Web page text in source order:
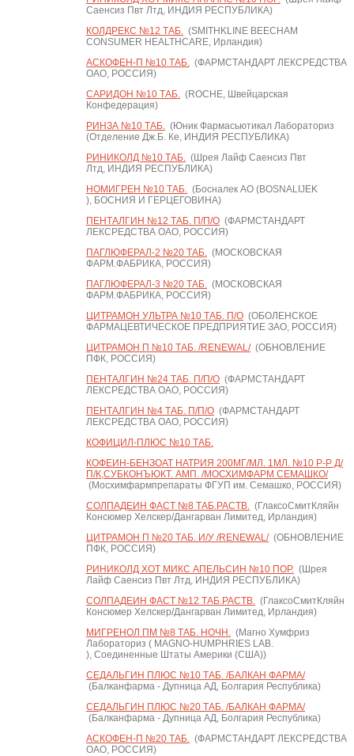
Саенсиз Пвт Лтд, ИНДИЯ РЕСПУБЛИКА)
КОЛДРЕКС №12 ТАБ.(SMITHKLINE BEECHAM
CONSUMER HEALTHCARE, Ирландия)
АСКОФЕН-П №10 ТАБ.(ФАРМСТАНДАРТ ЛЕКСРЕДСТВА
ОАО, РОССИЯ)
САРИДОН №10 ТАБ.(ROCHE, Швейцарская
Конфедерация)
РИНЗА №10 ТАБ.(Юник Фармасьютикал Лабораториз
(Отделение Дж.Б. Ке, ИНДИЯ РЕСПУБЛИКА)
РИНИКОЛД №10 ТАБ.(Шрея Лайф Саенсиз Пвт
Лтд, ИНДИЯ РЕСПУБЛИКА)
НОМИГРЕН №10 ТАБ.(Босналек АО (BOSNALIJEK
), БОСНИЯ И ГЕРЦЕГОВИНА)
ПЕНТАЛГИН №12 ТАБ. П/П/О(ФАРМСТАНДАРТ
ЛЕКСРЕДСТВА ОАО, РОССИЯ)
ПАГЛЮФЕРАЛ-2 №20 ТАБ.(МОСКОВСКАЯ
ФАРМ.ФАБРИКА, РОССИЯ)
ПАГЛЮФЕРАЛ-3 №20 ТАБ.(МОСКОВСКАЯ
ФАРМ.ФАБРИКА, РОССИЯ)
ЦИТРАМОН УЛЬТРА №10 ТАБ. П/О(ОБОЛЕНСКОЕ
ФАРМАЦЕВТИЧЕСКОЕ ПРЕДПРИЯТИЕ ЗАО, РОССИЯ)
ЦИТРАМОН П №10 ТАБ. /RENEWAL/(ОБНОВЛЕНИЕ
ПФК, РОССИЯ)
ПЕНТАЛГИН №24 ТАБ. П/П/О(ФАРМСТАНДАРТ
ЛЕКСРЕДСТВА ОАО, РОССИЯ)
ПЕНТАЛГИН №4 ТАБ. П/П/О(ФАРМСТАНДАРТ
ЛЕКСРЕДСТВА ОАО, РОССИЯ)
КОФИЦИЛ-ПЛЮС №10 ТАБ.
КОФЕИН-БЕНЗОАТ НАТРИЯ 200МГ/МЛ. 1МЛ. №10 Р-Р Д/
П/К,СУБКОНЪЮКТ. АМП. /МОСХИМФАРМ СЕМАШКО/
(Мосхимфармпрепараты ФГУП им. Семашко, РОССИЯ)
СОЛПАДЕИН ФАСТ №8 ТАБ.РАСТВ.(ГлаксоСмитКляйн
Консюмер Хелскер/Дангарван Лимитед, Ирландия)
ЦИТРАМОН П №20 ТАБ. И/У /RENEWAL/(ОБНОВЛЕНИЕ
ПФК, РОССИЯ)
РИНИКОЛД ХОТ МИКС АПЕЛЬСИН №10 ПОР.(Шрея
Лайф Саенсиз Пвт Лтд, ИНДИЯ РЕСПУБЛИКА)
СОЛПАДЕИН ФАСТ №12 ТАБ.РАСТВ.(ГлаксоСмитКляйн
Консюмер Хелскер/Дангарван Лимитед, Ирландия)
МИГРЕНОЛ ПМ №8 ТАБ. НОЧН.(Магно Хумфриз
Лабораториз ( MAGNO-HUMPHRIES LAB.
), Соединенные Штаты Америки (США))
СЕДАЛЬГИН ПЛЮС №10 ТАБ. /БАЛКАН ФАРМА/
(Балканфарма - Дупница АД, Болгария Республика)
СЕДАЛЬГИН ПЛЮС №20 ТАБ. /БАЛКАН ФАРМА/
(Балканфарма - Дупница АД, Болгария Республика)
АСКОФЕН-П №20 ТАБ.(ФАРМСТАНДАРТ ЛЕКСРЕДСТВА
ОАО, РОССИЯ)